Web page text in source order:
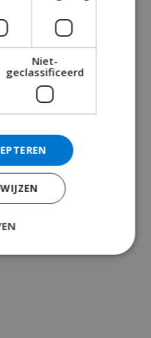
Niet-
geclassificeerd